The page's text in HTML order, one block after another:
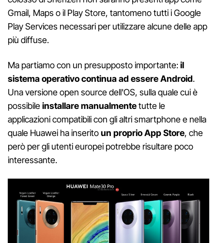
Gmail, Maps o il Play Store, tantomeno tutti i Google
Play Services necessari per utilizzare alcune delle app
più diffuse.
Ma partiamo con un presupposto importante:il
sistema operativo continua ad essere Android.
Una versione open source dell'OS, sulla quale cui è
possibileinstallare manualmentetutte le
applicazioni compatibili con gli altri smartphone e nella
quale Huawei ha inseritoun proprio App Store, che
però per gli utenti europei potrebbe risultare poco
interessante.